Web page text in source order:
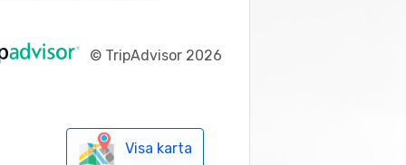
© TripAdvisor 2026
Visa karta